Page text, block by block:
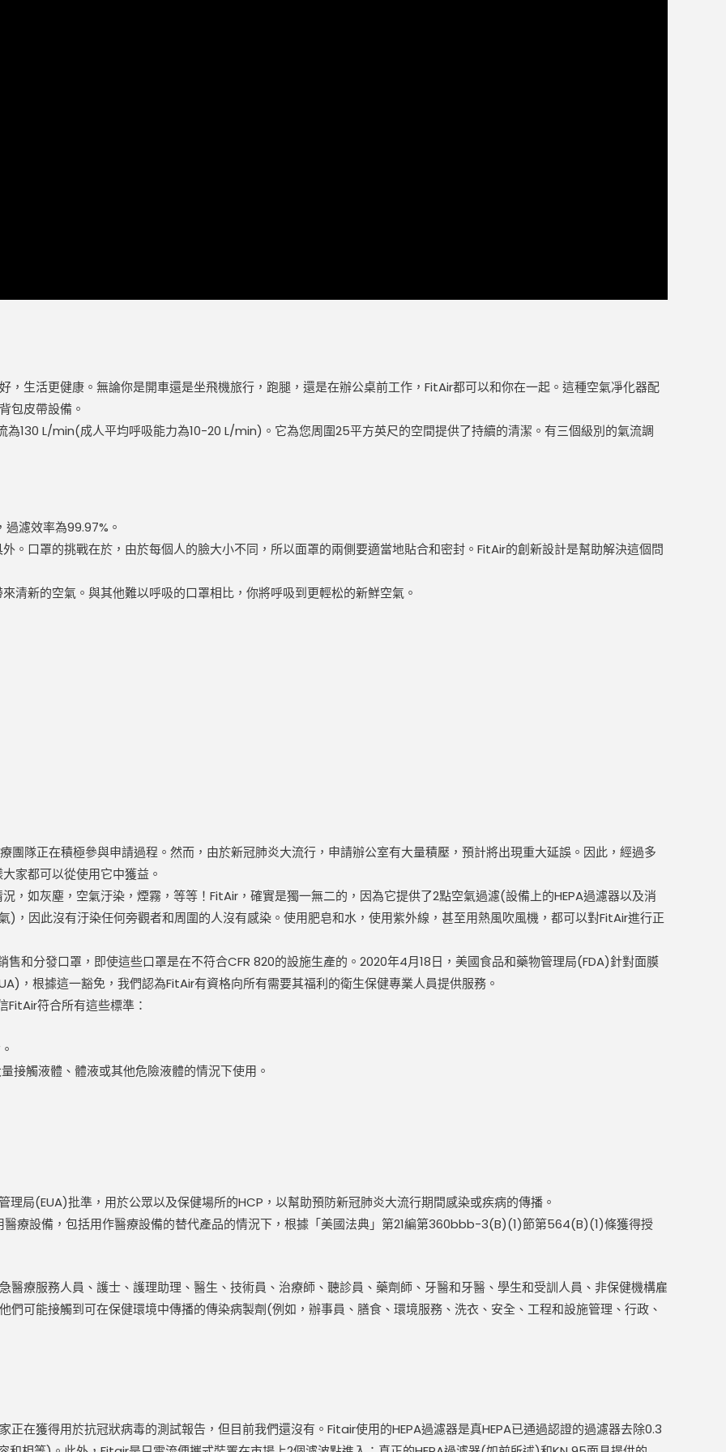
，生活更健康。無論你是開車還是坐飛機旅行，跑腿，還是在辦公桌前工作，FitAir都可以和你在一起。這種空氣凈化器配
包皮帶設備。
為130 L/min(成人平均呼吸能力為10-20 L/min)。它為您周圍25平方英尺的空間提供了持續的清潔。有三個級別的氣流調
過濾效率為99.97%。
。口罩的挑戰在於，由於每個人的臉大小不同，所以面罩的兩側要適當地貼合和密封。FitAir的創新設計是幫助解決這個問
清新的空氣。與其他難以呼吸的口罩相比，你將呼吸到更輕松的新鮮空氣。
團隊正在積極參與申請過程。然而，由於新冠肺炎大流行，申請辦公室有大量積壓，預計將出現重大延誤。因此，經過多
家都可以從使用它中獲益。
，如灰塵，空氣汙染，煙霧，等等！FitAir，確實是獨一無二的，因為它提供了2點空氣過濾(設備上的HEPA過濾器以及消
，因此沒有汙染任何旁觀者和周圍的人沒有感染。使用肥皂和水，使用紫外線，甚至用熱風吹風機，都可以對FitAir進行正
和分發口罩，即使這些口罩是在不符合CFR 820的設施生產的。2020年4月18日，美國食品和藥物管理局(FDA)針對面膜
，根據這一豁免，我們認為FitAir有資格向所有需要其福利的衛生保健專業人員提供服務。
FitAir符合所有這些標準：
接觸液體、體液或其他危險液體的情況下使用。
理局(EUA)批準，用於公眾以及保健場所的HCP，以幫助預防新冠肺炎大流行期間感染或疾病的傳播。
療設備，包括用作醫療設備的替代產品的情況下，根據「美國法典」第21編第360bbb-3(B)(1)節第564(B)(1)條獲得授
醫療服務人員、護士、護理助理、醫生、技術員、治療師、聽診員、藥劑師、牙醫和牙醫、學生和受訓人員、非保健機構雇
們可能接觸到可在保健環境中傳播的傳染病製劑(例如，辦事員、膳食、環境服務、洗衣、安全、工程和設施管理、行政、
在獲得用於抗冠狀病毒的測試報告，但目前我們還沒有。Fitair使用的HEPA過濾器是真HEPA已通過認證的過濾器去除0.3